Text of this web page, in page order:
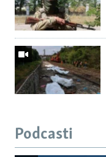
Podcasti